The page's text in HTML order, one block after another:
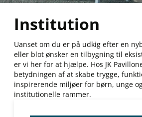
Institution
Uanset om du er på udkig efter en
eller blot ønsker en tilbygning til
er vi her for at hjælpe. Hos JK
betydningen af at skabe trygge,
inspirerende miljøer for børn, unge
institutionelle rammer.